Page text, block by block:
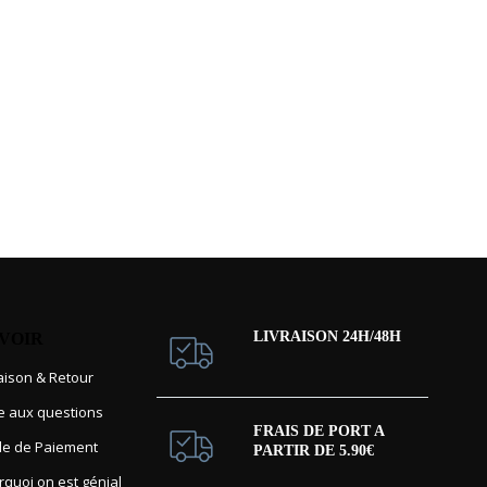
& Retour
aux questions
de Paiement
on est génial
LIVRAISON 24H/48H
FRAIS DE PORT A
PARTIR DE 5.90€